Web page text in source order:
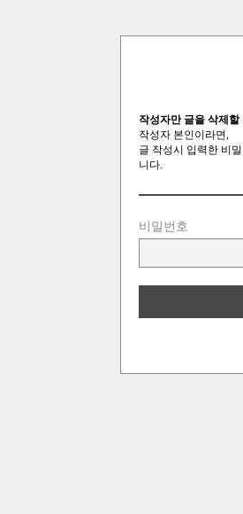
작성자만 글을 삭제할
작성자 본인이라면,
글 작성시 입력한 비
니다.
비밀번호